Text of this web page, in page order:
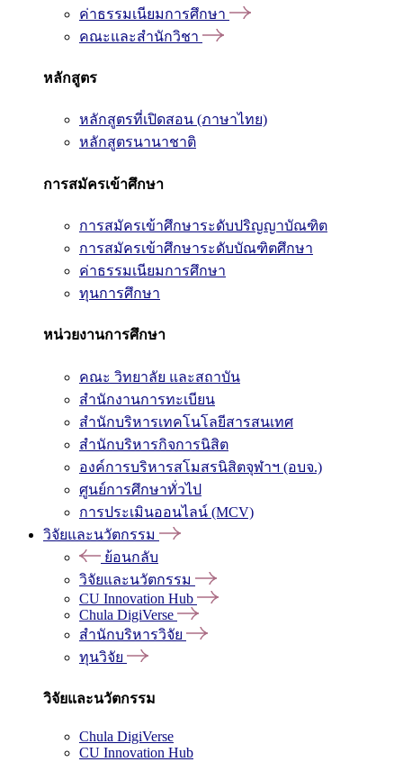
ค่าธรรมเนียมการศึกษา
คณะและสำนักวิชา
หลักสูตร
หลักสูตรที่เปิดสอน (ภาษาไทย)
หลักสูตรนานาชาติ
การสมัครเข้าศึกษา
การสมัครเข้าศึกษาระดับปริญญาบัณฑิต
การสมัครเข้าศึกษาระดับบัณฑิตศึกษา
ค่าธรรมเนียมการศึกษา
ทุนการศึกษา
หน่วยงานการศึกษา
คณะ วิทยาลัย และสถาบัน
สำนักงานการทะเบียน
สำนักบริหารเทคโนโลยีสารสนเทศ
สำนักบริหารกิจการนิสิต
องค์การบริหารสโมสรนิสิตจุฬาฯ (อบจ.)
ศูนย์การศึกษาทั่วไป
การประเมินออนไลน์ (MCV)
วิจัยและนวัตกรรม
ย้อนกลับ
วิจัยและนวัตกรรม
CU Innovation Hub
Chula DigiVerse
สำนักบริหารวิจัย
ทุนวิจัย
วิจัยและนวัตกรรม
Chula DigiVerse
CU Innovation Hub